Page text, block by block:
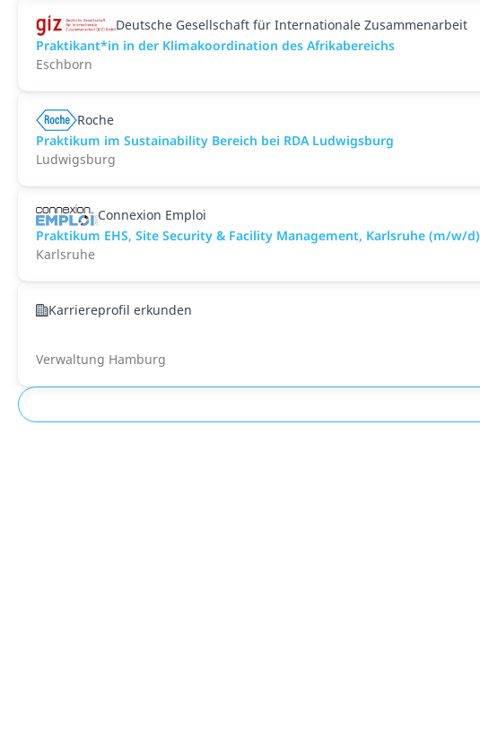
Deutsche Gesellschaft für Internationale Zusammenarbeit
Praktikant*in in der Klimakoordination des Afrikabereichs
Eschborn
Roche
Praktikum im Sustainability Bereich bei RDA Ludwigsburg
Ludwigsburg
Connexion Emploi
Praktikum EHS, Site Security & Facility Management, Karlsruhe (m/w/d)
Karlsruhe
Karriereprofil erkunden
Verwaltung Hamburg